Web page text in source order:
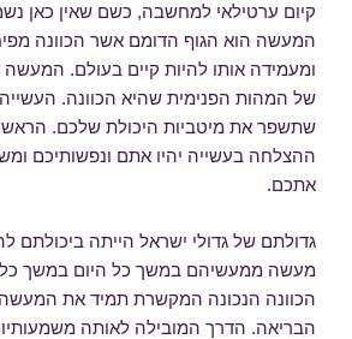
קיום ערטילאי למחשבה, כשם שאין כאן
המעשה הוא הגוף הדומם אשר הכוונה
ומעמידה אותו להיות קיים בעולם. המעשה
של המהות הפנימית שהיא הכוונה.
שתשפר את מיטביות היכולת שלכם.
ההצלחה בעשייה יהיו אתם ונפשותיכם
אתכם.
גדולתם של גדולי ישראל הייתה ביכולתם
מעשה ממעשיהם במשך כל היום במשך כל
הכוונה הנכונה המקשרת תמיד את
הבריאה. הדרך המובילה לאותה